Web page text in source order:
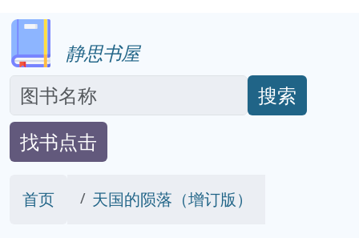
静思书屋
搜索
找书点击
首页 天国的陨落（增订版）